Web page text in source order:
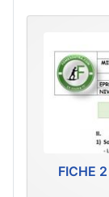
FICHE